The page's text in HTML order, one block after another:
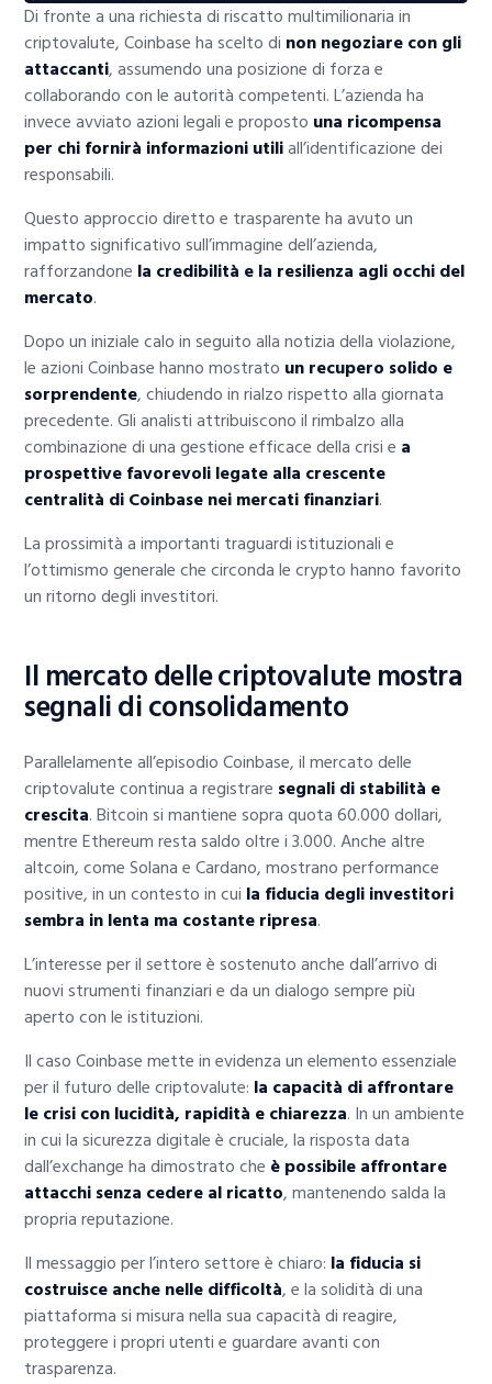
Di fronte a una richiesta di riscatto multimilionaria in
criptovalute, Coinbase ha scelto di non negoziare con gli
attaccanti, assumendo una posizione di forza e
collaborando con le autorità competenti. L’azienda ha
invece avviato azioni legali e proposto una ricompensa
per chi fornirà informazioni utiliall’identificazione dei
responsabili.
Questo approccio diretto e trasparente ha avuto un
impatto significativo sull’immagine dell’azienda,
rafforzandone la credibilità e la resilienza agli occhi del
mercato.
Dopo un iniziale calo in seguito alla notizia della violazione,
le azioni Coinbase hanno mostrato un recupero solido e
sorprendente, chiudendo in rialzo rispetto alla giornata
precedente. Gli analisti attribuiscono il rimbalzo alla
combinazione di una gestione efficace della crisi e a
prospettive favorevoli legate alla crescente
centralità di Coinbase nei mercati finanziari.
La prossimità a importanti traguardi istituzionali e
l’ottimismo generale che circonda le crypto hanno favorito
un ritorno degli investitori.
Il mercato delle criptovalute mostra
segnali di consolidamento
Parallelamente all’episodio Coinbase, il mercato delle
criptovalute continua a registrare segnali di stabilità e
crescita. Bitcoin si mantiene sopra quota 60.000 dollari,
mentre Ethereum resta saldo oltre i 3.000. Anche altre
altcoin, come Solana e Cardano, mostrano performance
positive, in un contesto in cui la fiducia degli investitori
sembra in lenta ma costante ripresa.
L’interesse per il settore è sostenuto anche dall’arrivo di
nuovi strumenti finanziari e da un dialogo sempre più
aperto con le istituzioni.
Il caso Coinbase mette in evidenza un elemento essenziale
per il futuro delle criptovalute: la capacità di affrontare
le crisi con lucidità, rapidità e chiarezza. In un ambiente
in cui la sicurezza digitale è cruciale, la risposta data
dall’exchange ha dimostrato che è possibile affrontare
attacchi senza cedere al ricatto, mantenendo salda la
propria reputazione.
Il messaggio per l’intero settore è chiaro: la fiducia si
costruisce anche nelle difficoltà, e la solidità di una
piattaforma si misura nella sua capacità di reagire,
proteggere i propri utenti e guardare avanti con
trasparenza.